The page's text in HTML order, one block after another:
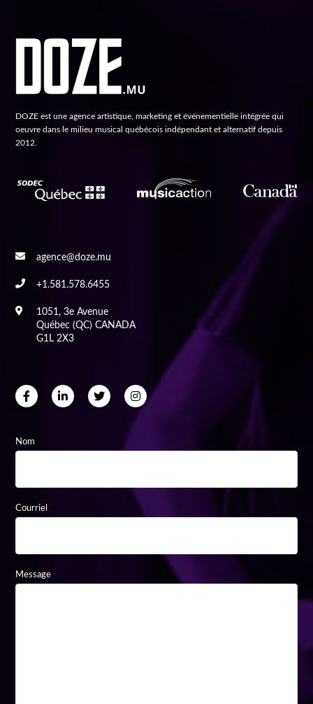
DOZE est une agence artistique, marketing et événementielle intégrée qui
oeuvre dans le milieu musical québécois indépendant et alternatif depuis
2012.
agence@doze.mu
+1.581.578.6455
1051, 3e Avenue
Québec (QC) CANADA
G1L 2X3
Nom
Courriel
Message